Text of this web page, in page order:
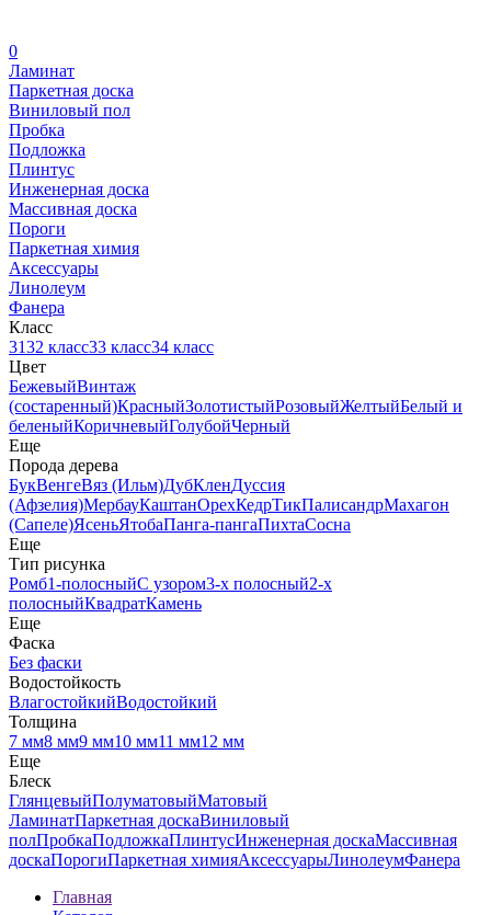
0
Ламинат
Паркетная доска
Виниловый пол
Пробка
Подложка
Плинтус
Инженерная доска
Массивная доска
Пороги
Паркетная химия
Аксессуары
Линолеум
Фанера
Класс
3132 класс33 класс34 класс
Цвет
БежевыйВинтаж
(состаренный)КрасныйЗолотистыйРозовыйЖелтыйБелый и
беленыйКоричневыйГолубойЧерный
Еще
Порода дерева
БукВенгеВяз (Ильм)ДубКленДуссия
(Афзелия)МербауКаштанОрехКедрТикПалисандрМахагон
(Сапеле)ЯсеньЯтобаПанга-пангаПихтаСосна
Еще
Тип рисунка
Ромб1-полосныйС узором3-х полосный2-х
полосныйКвадратКамень
Еще
Фаска
Без фаски
Водостойкость
ВлагостойкийВодостойкий
Толщина
7 мм8 мм9 мм10 мм11 мм12 мм
Еще
Блеск
ГлянцевыйПолуматовыйМатовый
ЛаминатПаркетная доскаВиниловый
полПробкаПодложкаПлинтусИнженерная доскаМассивная
доскаПорогиПаркетная химияАксессуарыЛинолеумФанера
Главная